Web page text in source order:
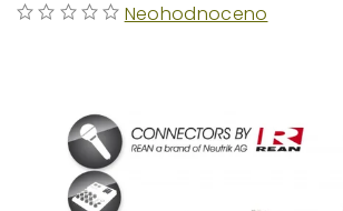
Neohodnoceno